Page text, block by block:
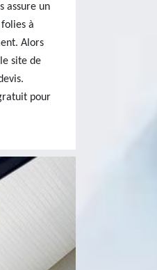
assure un
à
Alors
site de
pour